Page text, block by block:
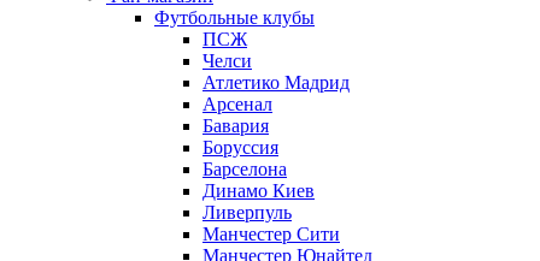
Футбольные клубы
ПСЖ
Челси
Атлетико Мадрид
Арсенал
Бавария
Боруссия
Барселона
Динамо Киев
Ливерпуль
Манчестер Сити
Манчестер Юнайтед